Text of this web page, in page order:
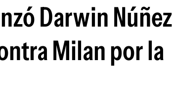
Darwin
Milan por la